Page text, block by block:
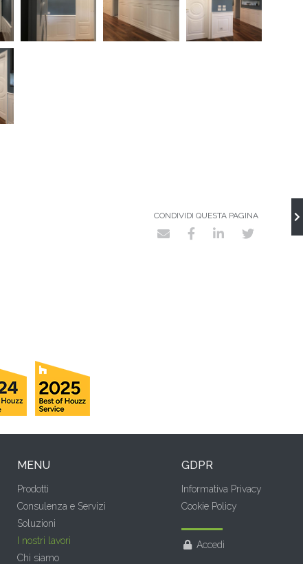
CONDIVIDI QUESTA PAGINA
MENU
Prodotti
Consulenza e Servizi
Soluzioni
I nostri lavori
Chi siamo
GDPR
Informativa Privacy
Cookie Policy
Accedi